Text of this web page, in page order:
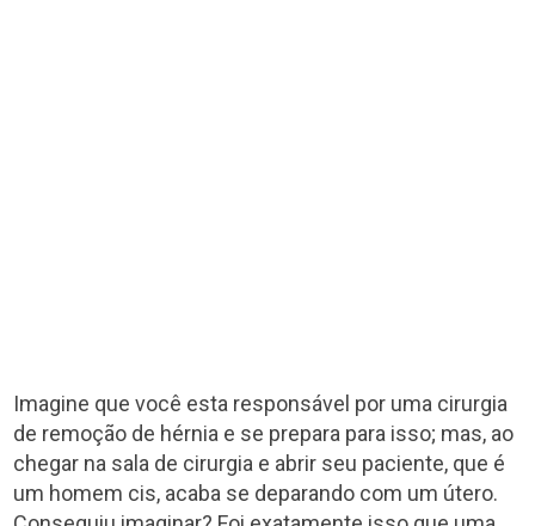
Imagine que você esta responsável por uma cirurgia
de remoção de hérnia e se prepara para isso; mas, ao
chegar na sala de cirurgia e abrir seu paciente, que é
um homem cis, acaba se deparando com um útero.